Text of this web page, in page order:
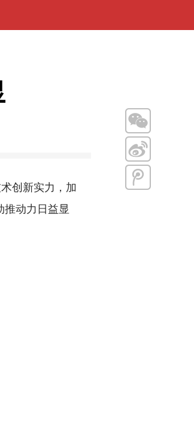
创新实力，加
动力日益显